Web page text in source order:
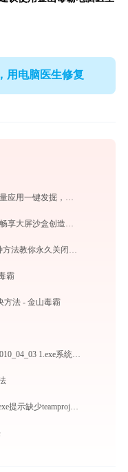
用电脑医生修复
霸
方法 - 金山毒霸
Adobe After Effects相关进程 AfterFX.exe提示缺少teamprojectslocalclient.dll文件的解决办法